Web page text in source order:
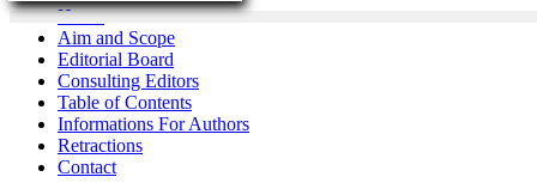
Home
Aim and Scope
Editorial Board
Consulting Editors
Table of Contents
Informations For Authors
Retractions
Contact